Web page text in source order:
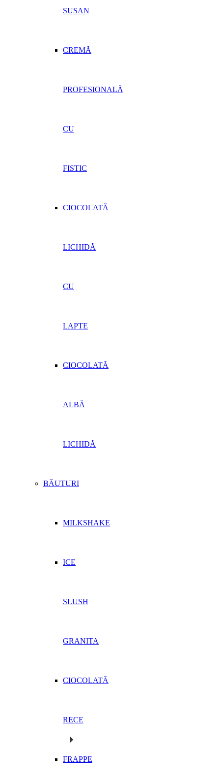
SUSAN
CREMĂ
PROFESIONALĂ
CU
FISTIC
CIOCOLATĂ
LICHIDĂ
CU
LAPTE
CIOCOLATĂ
ALBĂ
LICHIDĂ
BĂUTURI
MILKSHAKE
ICE
SLUSH
GRANITA
CIOCOLATĂ
RECE
FRAPPE